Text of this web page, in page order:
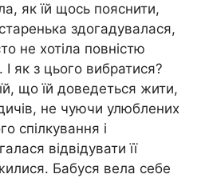
як їй щось пояснити,
здогадувалася,
не хотіла повністю
І як з цього вибратися?
що їй доведеться жити,
не чуючи улюблених
спілкування і
відвідувати її
Бабуся вела себе